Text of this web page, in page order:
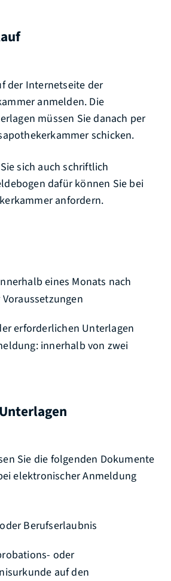
der Internetseite der
anmelden. Die
müssen Sie danach per
schicken.
sich auch schriftlich
dafür können Sie bei
anfordern.
eines Monats nach
erforderlichen Unterlagen
innerhalb von zwei
Sie die folgenden Dokumente
elektronischer Anmeldung
Berufserlaubnis
oder
auf den